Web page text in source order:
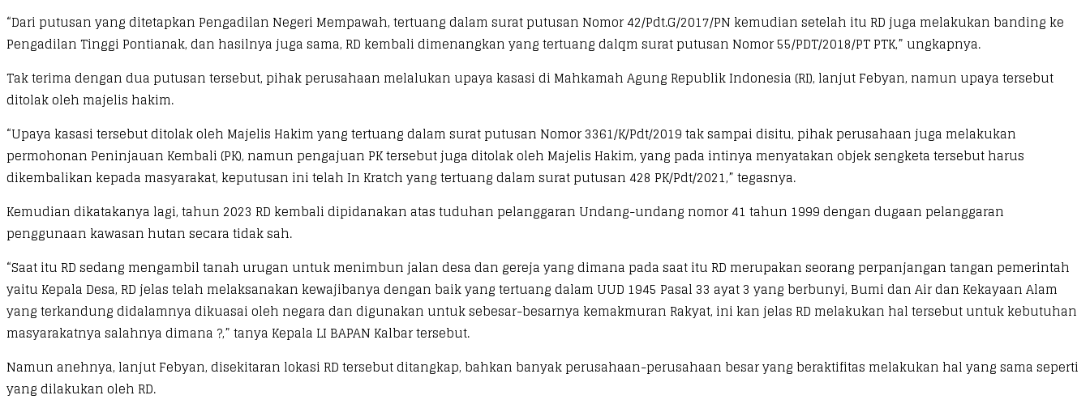
“Dari putusan yang ditetapkan Pengadilan Negeri Mempawah, tertuang dalam surat putusan Nomor 42/Pdt.G/2017/PN kemudian setelah itu RD juga melakukan banding ke
Pengadilan Tinggi Pontianak, dan hasilnya juga sama, RD kembali dimenangkan yang tertuang dalqm surat putusan Nomor 55/PDT/2018/PT PTK,” ungkapnya.
Tak terima dengan dua putusan tersebut, pihak perusahaan melalukan upaya kasasi di Mahkamah Agung Republik Indonesia (RI), lanjut Febyan, namun upaya tersebut
ditolak oleh majelis hakim.
“Upaya kasasi tersebut ditolak oleh Majelis Hakim yang tertuang dalam surat putusan Nomor 3361/K/Pdt/2019 tak sampai disitu, pihak perusahaan juga melakukan
permohonan Peninjauan Kembali (PK), namun pengajuan PK tersebut juga ditolak oleh Majelis Hakim, yang pada intinya menyatakan objek sengketa tersebut harus
dikembalikan kepada masyarakat, keputusan ini telah In Kratch yang tertuang dalam surat putusan 428 PK/Pdt/2021,” tegasnya.
Kemudian dikatakanya lagi, tahun 2023 RD kembali dipidanakan atas tuduhan pelanggaran Undang-undang nomor 41 tahun 1999 dengan dugaan pelanggaran
penggunaan kawasan hutan secara tidak sah.
“Saat itu RD sedang mengambil tanah urugan untuk menimbun jalan desa dan gereja yang dimana pada saat itu RD merupakan seorang perpanjangan tangan pemerintah
yaitu Kepala Desa, RD jelas telah melaksanakan kewajibanya dengan baik yang tertuang dalam UUD 1945 Pasal 33 ayat 3 yang berbunyi, Bumi dan Air dan Kekayaan Alam
yang terkandung didalamnya dikuasai oleh negara dan digunakan untuk sebesar-besarnya kemakmuran Rakyat, ini kan jelas RD melakukan hal tersebut untuk kebutuhan
masyarakatnya salahnya dimana ?,” tanya Kepala LI BAPAN Kalbar tersebut.
Namun anehnya, lanjut Febyan, disekitaran lokasi RD tersebut ditangkap, bahkan banyak perusahaan-perusahaan besar yang beraktifitas melakukan hal yang sama seperti
yang dilakukan oleh RD.